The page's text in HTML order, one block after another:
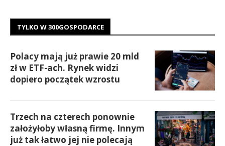
TYLKO W 300GOSPODARCE
Polacy mają już prawie 20 mld
zł w ETF-ach. Rynek widzi
dopiero początek wzrostu
Trzech na czterech ponownie
założyłoby własną firmę. Innym
już tak łatwo jej nie polecają